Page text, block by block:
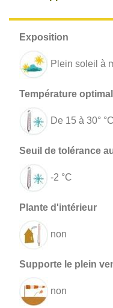
Plein soleil à
De 15 à 30° °C
-2 °C
non
non